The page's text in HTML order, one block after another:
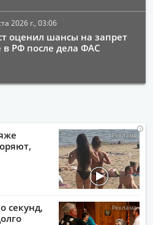
2026 г., 03:06
оценил шансы на запрет
в РФ после дела ФАС
ii
секунд,
ii